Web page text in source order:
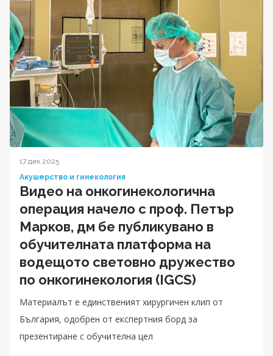
17 дек 2025
Акушерство и гинекология
Видео на онкогинекологична
операция начело с проф. Петър
Марков, дм бе публикувано в
обучителната платформа на
водещото световно дружество
по онкогинекология (IGCS)
Материалът е единственият хирургичен клип от
България, одобрен от експертния борд за
презентиране с обучителна цел